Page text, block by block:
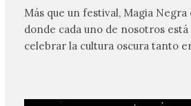
Más que un festival, Magia
donde cada uno de nosotros
celebrar la cultura oscura tanto